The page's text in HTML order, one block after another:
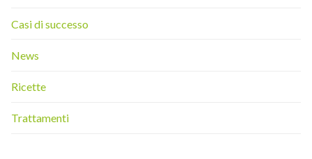
Casi di successo
News
Ricette
Trattamenti